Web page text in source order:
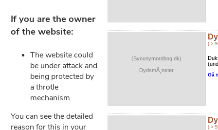
(Synonymordbog.dk)
DydsmÃ¸nster
( >
Gå
( >